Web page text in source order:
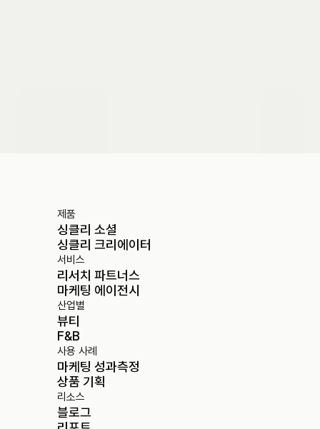
제품
싱클리 크리에이터
싱클리 소셜
산업별
뷰티
F&B
사용 사례
마케팅 성과측정
상품 기획
리소스
블로그
서비스
리서치 파트너스
마케팅 에이전시